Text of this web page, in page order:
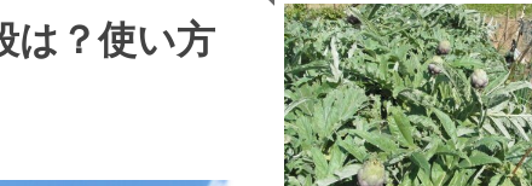
は？使い方